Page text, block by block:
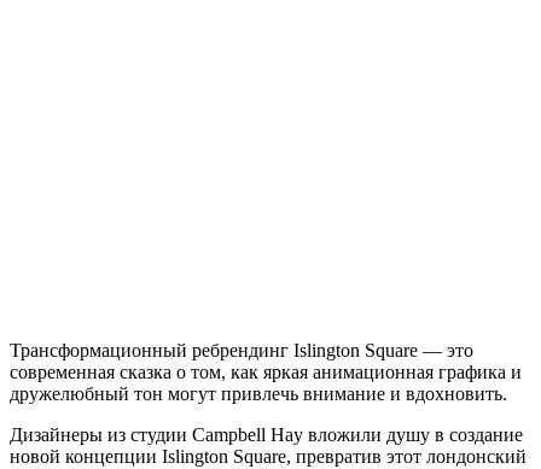
Трансформационный ребрендинг Islington Square — это
современная сказка о том, как яркая анимационная графика и
дружелюбный тон могут привлечь внимание и вдохновить.
Дизайнеры из студии Campbell Hay вложили душу в создание
новой концепции Islington Square, превратив этот лондонский